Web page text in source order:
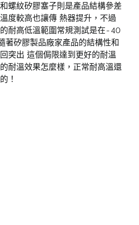
螺紋矽膠塞子則是產品結構參差
度較高也讓傳 熱器提升，不過
耐高低溫範圍常規測試是在-40
著矽膠製品廠家產品的結構性和
突出 這個侷限達到更好的耐溫
耐溫效果怎麼樣，正常耐高溫還
！